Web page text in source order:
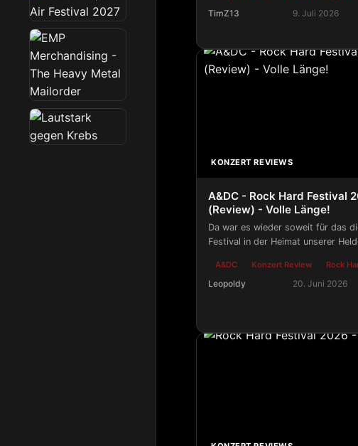
TimZ13 9. Juli 2026
Z13 Fotografie - Agnostic
KONZERT REVIEWS
A&DC - Rock Hard Festival
(Review) - Volle Länge!
Da war es wieder soweit für das
Festival in der Heimat unserer
A&DC Konzert Review Rock
Leopoldy 20. Juni 2026